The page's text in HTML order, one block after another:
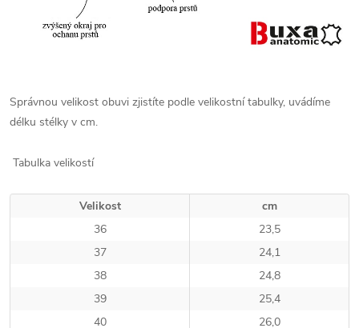
Správnou velikost obuvi zjistíte podle velikostní tabulky, uvádíme
délku stélky v cm.
Tabulka velikostí
Velikost
cm
36
23,5
37
24,1
38
24,8
39
25,4
40
26,0